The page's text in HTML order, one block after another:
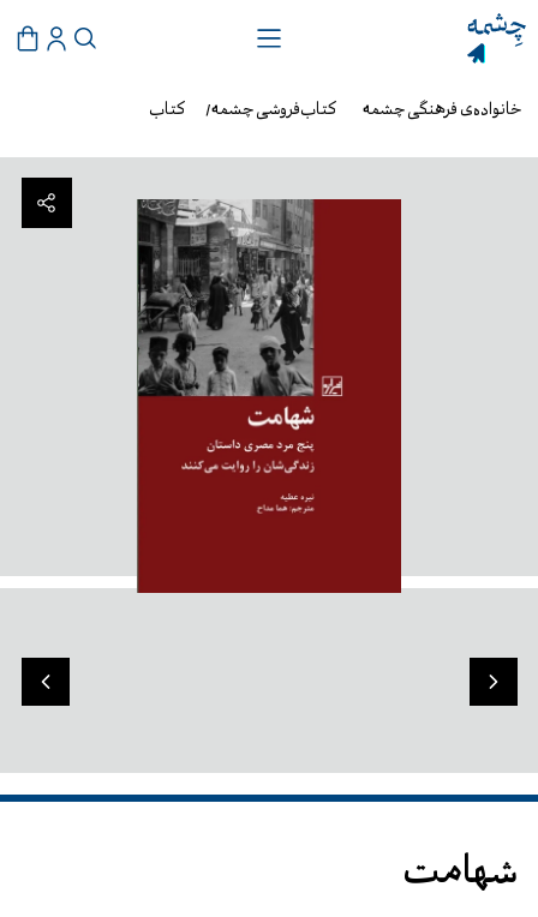
کتاب کتاب‌فروشی چشمه خانواده‌ی فرهنگی چشمه
شهامت